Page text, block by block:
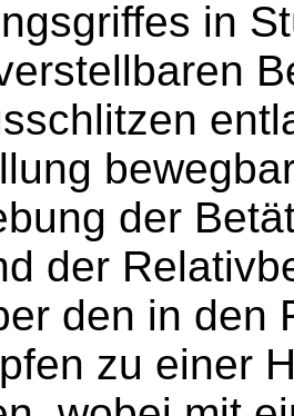
in
der
der
den in den
zu einer